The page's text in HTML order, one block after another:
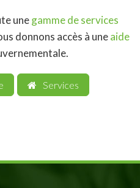
unegamme de services
donnons accès à uneaide
Services